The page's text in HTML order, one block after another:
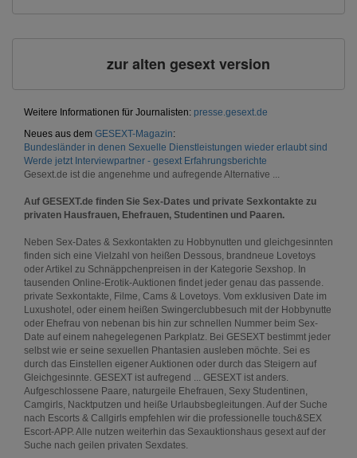
zur alten gesext version
Weitere Informationen für Journalisten: presse.gesext.de
Neues aus dem GESEXT-Magazin:
Bundesländer in denen Sexuelle Dienstleistungen wieder erlaubt sind
Werde jetzt Interviewpartner - gesext Erfahrungsberichte
Gesext.de ist die angenehme und aufregende Alternative ...
Auf GESEXT.de finden Sie Sex-Dates und private Sexkontakte zu
privaten Hausfrauen, Ehefrauen, Studentinen und Paaren.
Neben Sex-Dates & Sexkontakten zu Hobbynutten und gleichgesinnten
finden sich eine Vielzahl von heißen Dessous, brandneue Lovetoys
oder Artikel zu Schnäppchenpreisen in der Kategorie Sexshop. In
tausenden Online-Erotik-Auktionen findet jeder genau das passende.
private Sexkontakte, Filme, Cams & Lovetoys. Vom exklusiven Date im
Luxushotel, oder einem heißen Swingerclubbesuch mit der Hobbynutte
oder Ehefrau von nebenan bis hin zur schnellen Nummer beim Sex-
Date auf einem nahegelegenen Parkplatz. Bei GESEXT bestimmt jeder
selbst wie er seine sexuellen Phantasien ausleben möchte. Sei es
durch das Einstellen eigener Auktionen oder durch das Steigern auf
Gleichgesinnte. GESEXT ist aufregend ... GESEXT ist anders.
Aufgeschlossene Paare, naturgeile Ehefrauen, Sexy Studentinen,
Camgirls, Nacktputzen und heiße Urlaubsbegleitungen. Auf der Suche
nach Escorts & Callgirls empfehlen wir die professionelle touch&SEX
Escort-APP. Alle nutzen weiterhin das Sexauktionshaus gesext auf der
Suche nach geilen privaten Sexdates.